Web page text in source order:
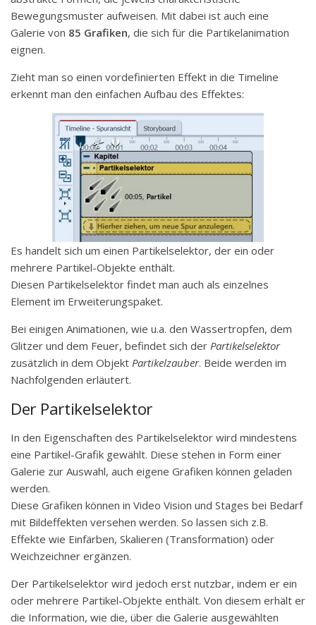
Bewegungsmuster aufweisen. Mit dabei ist auch eine
Galerie von 85 Grafiken, die sich für die Partikelanimation
eignen.
Zieht man so einen vordefinierten Effekt in die Timeline
erkennt man den einfachen Aufbau des Effektes:
Es handelt sich um einen Partikelselektor, der ein oder
mehrere Partikel-Objekte enthält.
Diesen Partikelselektor findet man auch als einzelnes
Element im Erweiterungspaket.
Bei einigen Animationen, wie u.a. den Wassertropfen, dem
Glitzer und dem Feuer, befindet sich der Partikelselektor
zusätzlich in dem Objekt Partikelzauber. Beide werden im
Nachfolgenden erläutert.
Der Partikelselektor
In den Eigenschaften des Partikelselektor wird mindestens
eine Partikel-Grafik gewählt. Diese stehen in Form einer
Galerie zur Auswahl, auch eigene Grafiken können geladen
werden.
Diese Grafiken können in Video Vision und Stages bei Bedarf
mit Bildeffekten versehen werden. So lassen sich z.B.
Effekte wie Einfärben, Skalieren (Transformation) oder
Weichzeichner ergänzen.
Der Partikelselektor wird jedoch erst nutzbar, indem er ein
oder mehrere Partikel-Objekte enthält. Von diesem erhält er
die Information, wie die, über die Galerie ausgewählten